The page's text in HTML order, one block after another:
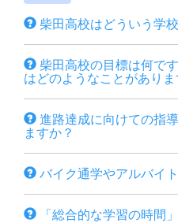
柴田高校はどういう学
柴田高校の目標は何で
はどのようなことがありま
進路達成に向けての指
ますか？
バイク通学やアルバイ
「総合的な学習の時間